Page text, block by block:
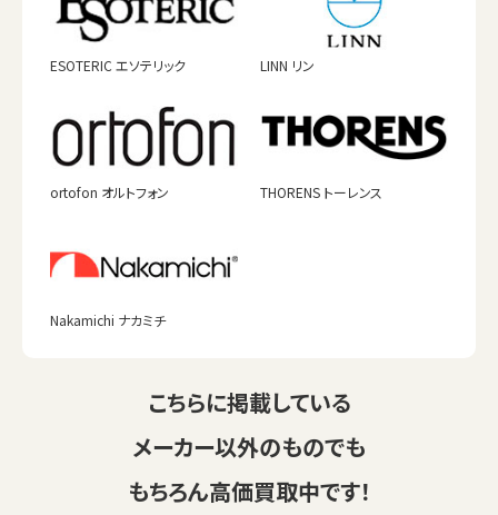
ESOTERIC エソテリック LINN リン
ortofon オルトフォン THORENS トーレンス
Nakamichi ナカミチ
こちらに掲載している
メーカー以外のものでも
もちろん高価買取中です！